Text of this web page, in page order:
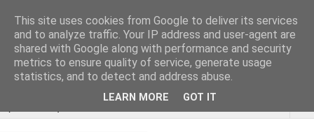
Online marketing Bor
webáruház
This site uses cookies from Google to deliver its services
and to analyze traffic. Your IP address and user-agent are
shared with Google along with performance and security
metrics to ensure quality of service, generate usage
statistics, and to detect and address abuse.
LEARN MORE GOT IT